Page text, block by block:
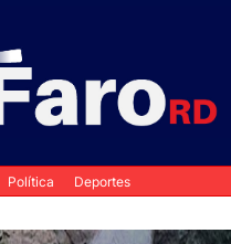
Política Deportes